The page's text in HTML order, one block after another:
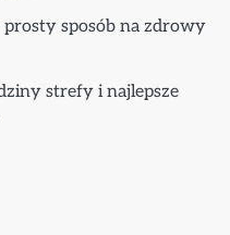
sposób na zdrowy
strefy i najlepsze